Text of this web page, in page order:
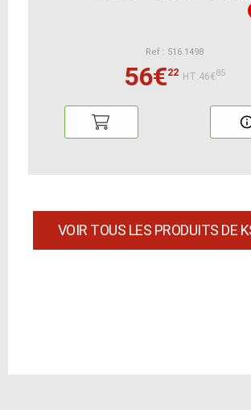
Ref : 516.1498
56€22 HT:46€85
VOIR TOUS LES PRODUITS DE